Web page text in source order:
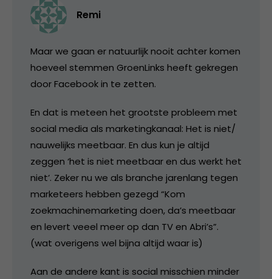
Remi
Maar we gaan er natuurlijk nooit achter komen
hoeveel stemmen GroenLinks heeft gekregen
door Facebook in te zetten.
En dat is meteen het grootste probleem met
social media als marketingkanaal: Het is niet/
nauwelijks meetbaar. En dus kun je altijd
zeggen ‘het is niet meetbaar en dus werkt het
niet’. Zeker nu we als branche jarenlang tegen
marketeers hebben gezegd “Kom
zoekmachinemarketing doen, da’s meetbaar
en levert veeel meer op dan TV en Abri’s”.
(wat overigens wel bijna altijd waar is)
Aan de andere kant is social misschien minder